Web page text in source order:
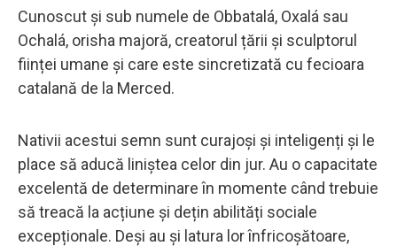
Cunoscut și sub numele de Obbatalá, Oxalá sau
Ochalá, orisha majoră, creatorul țării și sculptorul
ființei umane și care este sincretizată cu fecioara
catalană de la Merced.
Nativii acestui semn sunt curajoși și inteligenți și le
place să aducă liniștea celor din jur. Au o capacitate
excelentă de determinare în momente când trebuie
să treacă la acțiune și dețin abilități sociale
excepționale. Deși au și latura lor înfricoșătoare,